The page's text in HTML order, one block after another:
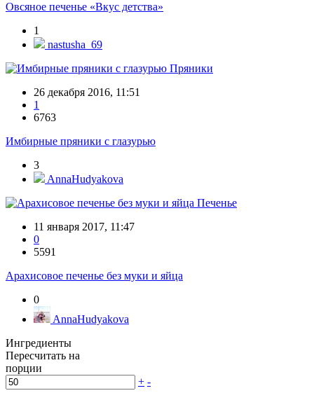
Овсяное печенье «Вкус детства»
1
nastusha_69
Пряники
26 декабря 2016, 11:51
1
6763
Имбирные пряники с глазурью
3
AnnaHudyakova
Печенье
11 января 2017, 11:47
0
5591
Арахисовое печенье без муки и яйца
0
AnnaHudyakova
Ингредиенты
Пересчитать на
порции
+ -